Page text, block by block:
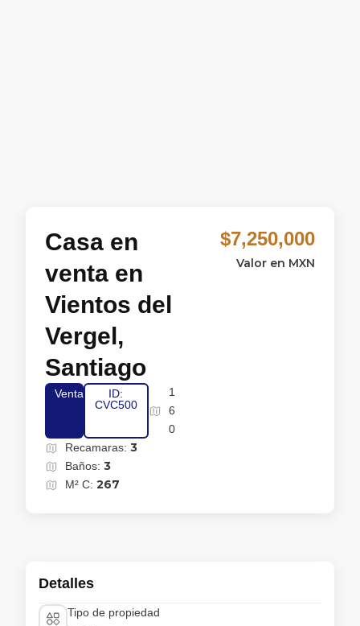
Casa en
venta en
Vientos del
Vergel,
Santiago
Venta
ID:
CVC500
1
6
0
Recamaras: 3
Baños: 3
M² C: 267
$7,250,000
Valor en MXN
Detalles
Tipo de propiedad